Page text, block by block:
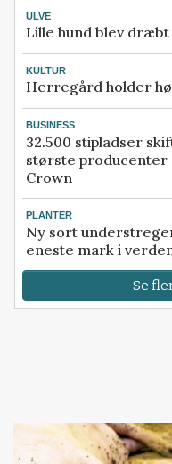
ULVE
Lille hund blev dræbt
KULTUR
Herregård holder
BUSINESS
32.500 stipladser
største producenter
Crown
PLANTER
Ny sort
eneste mark i
Se